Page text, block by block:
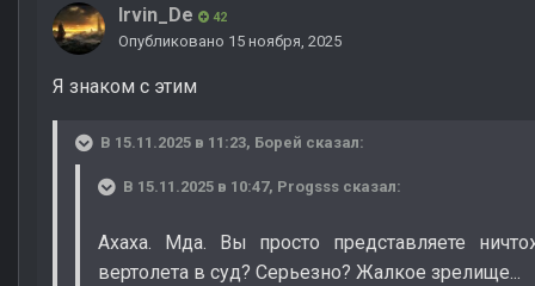
Irvin_De 42
Опубликовано 15 ноября, 2025
Я знаком с этим
В 15.11.2025 в 11:23, Борей сказал:
В 15.11.2025 в 10:47, Progsss сказал:
Ахаха. Мда. Вы просто представляете
вертолета в суд? Серьезно? Жалкое зрелище...